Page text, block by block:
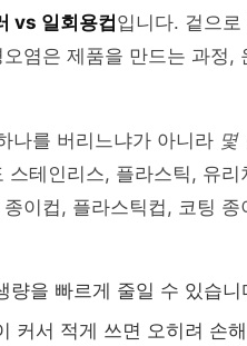
vs 일회용컵 입니다. 겉으
염은 제품을 만드는 과정,
나를 버리느냐가 아니라 몇
스테인리스, 플라스틱, 유리
이컵, 플라스틱컵, 코팅 종
량을 빠르게 줄일 수 있습니
커서 적게 쓰면 오히려 손